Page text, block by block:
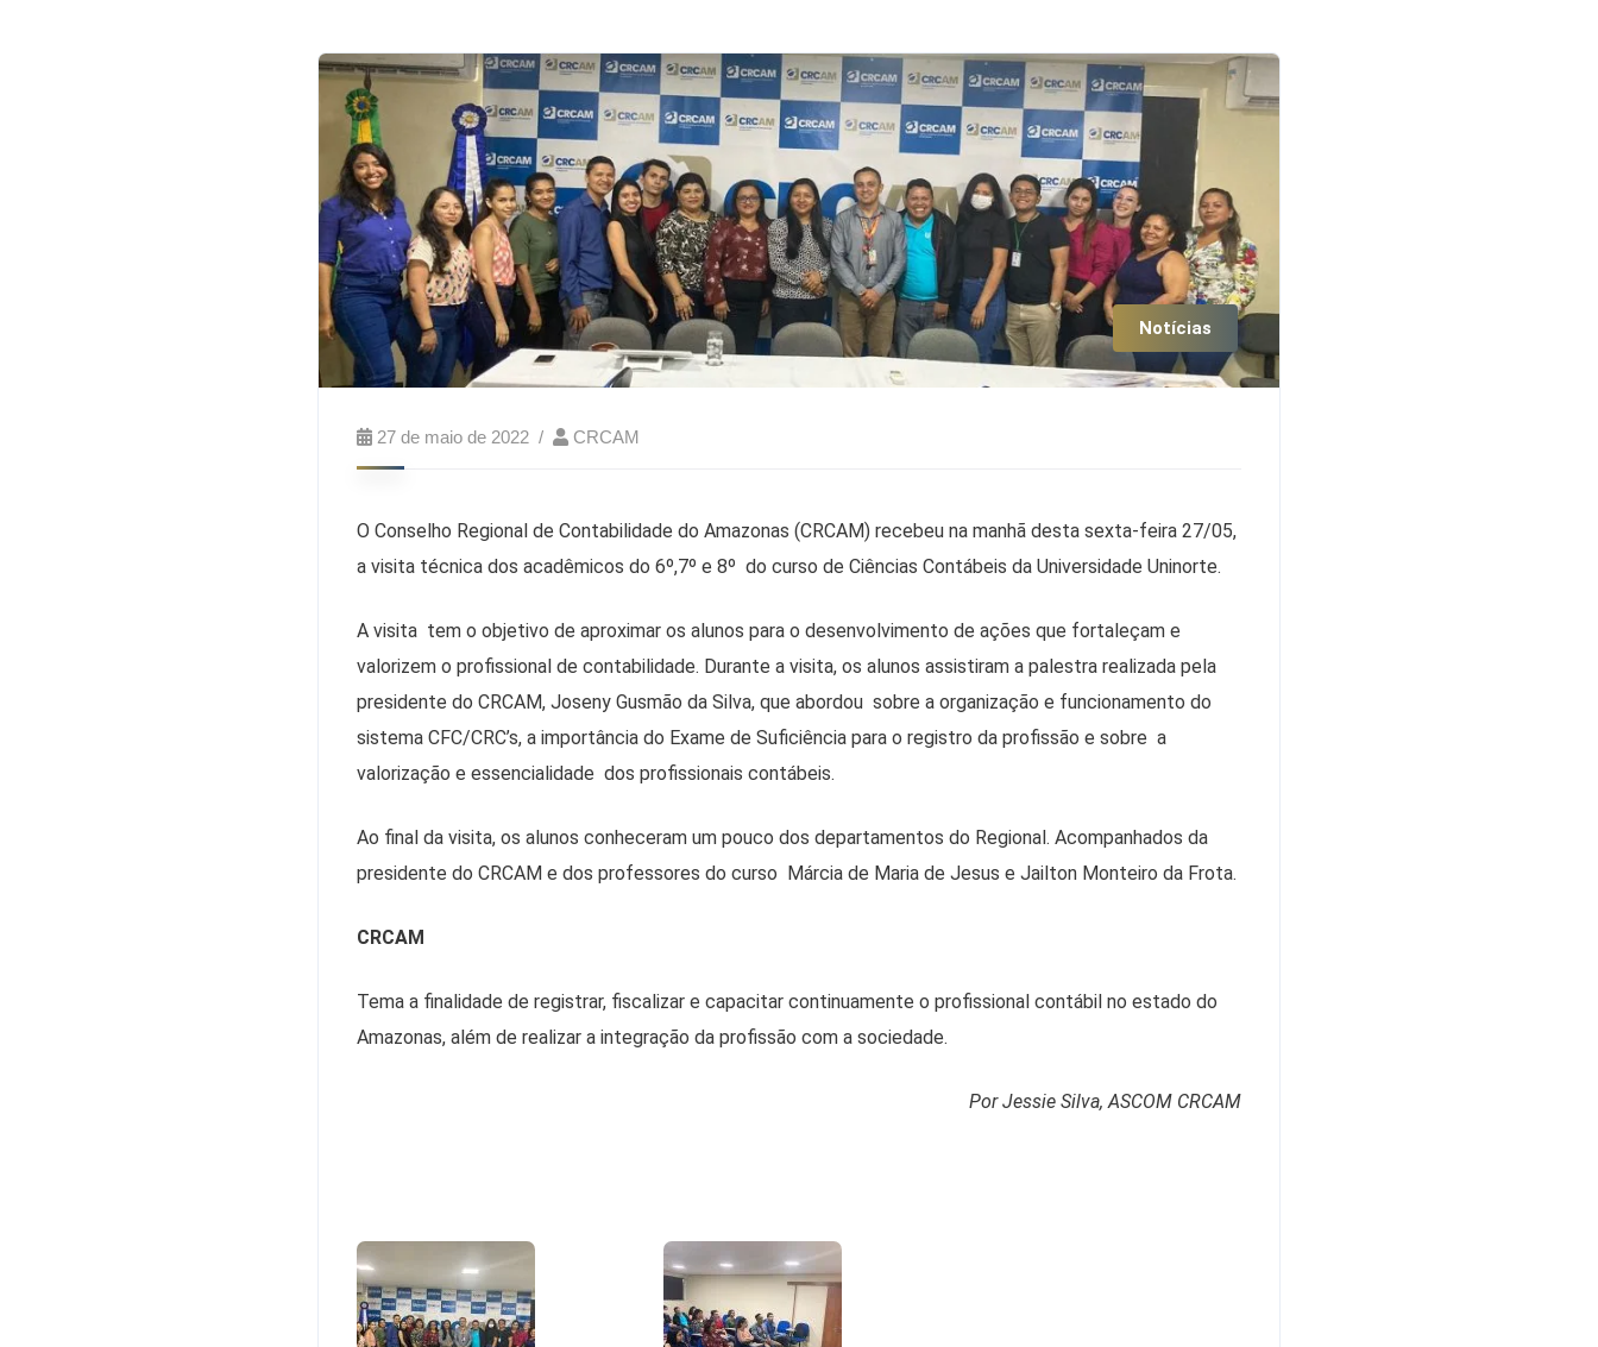
Notícias
27 de maio de 2022 CRCAM
O Conselho Regional de Contabilidade do Amazonas (CRCAM) recebeu na manhã desta sexta-feira 27/05,
a visita técnica dos acadêmicos do 6º,7º e 8º do curso de Ciências Contábeis da Universidade Uninorte.
A visita tem o objetivo de aproximar os alunos para o desenvolvimento de ações que fortaleçam e
valorizem o profissional de contabilidade. Durante a visita, os alunos assistiram a palestra realizada pela
presidente do CRCAM, Joseny Gusmão da Silva, que abordou sobre a organização e funcionamento do
sistema CFC/CRC’s, a importância do Exame de Suficiência para o registro da profissão e sobre a
valorização e essencialidade dos profissionais contábeis.
Ao final da visita, os alunos conheceram um pouco dos departamentos do Regional. Acompanhados da
presidente do CRCAM e dos professores do curso Márcia de Maria de Jesus e Jailton Monteiro da Frota.
CRCAM
Tema a finalidade de registrar, fiscalizar e capacitar continuamente o profissional contábil no estado do
Amazonas, além de realizar a integração da profissão com a sociedade.
Por Jessie Silva, ASCOM CRCAM